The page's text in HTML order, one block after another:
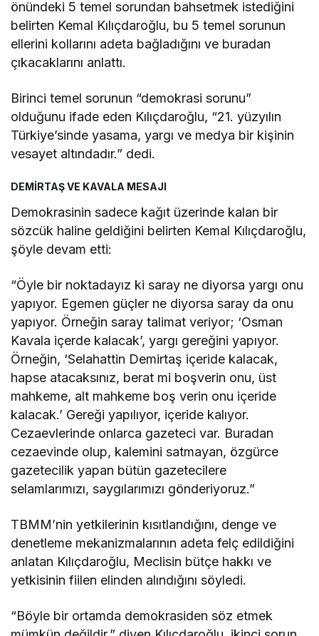
önündeki 5 temel sorundan bahsetmek istediğini
belirten Kemal Kılıçdaroğlu, bu 5 temel sorunun
ellerini kollarını adeta bağladığını ve buradan
çıkacaklarını anlattı.
Birinci temel sorunun “demokrasi sorunu”
olduğunu ifade eden Kılıçdaroğlu, “21. yüzyılın
Türkiye’sinde yasama, yargı ve medya bir kişinin
vesayet altındadır.” dedi.
DEMİRTAŞ VE KAVALA MESAJI
Demokrasinin sadece kağıt üzerinde kalan bir
sözcük haline geldiğini belirten Kemal Kılıçdaroğlu,
şöyle devam etti:
“Öyle bir noktadayız ki saray ne diyorsa yargı onu
yapıyor. Egemen güçler ne diyorsa saray da onu
yapıyor. Örneğin saray talimat veriyor; ‘Osman
Kavala içerde kalacak’, yargı gereğini yapıyor.
Örneğin, ‘Selahattin Demirtaş içeride kalacak,
hapse atacaksınız, berat mi boşverin onu, üst
mahkeme, alt mahkeme boş verin onu içeride
kalacak.’ Gereği yapılıyor, içeride kalıyor.
Cezaevlerinde onlarca gazeteci var. Buradan
cezaevinde olup, kalemini satmayan, özgürce
gazetecilik yapan bütün gazetecilere
selamlarımızı, saygılarımızı gönderiyoruz.”
TBMM’nin yetkilerinin kısıtlandığını, denge ve
denetleme mekanizmalarının adeta felç edildiğini
anlatan Kılıçdaroğlu, Meclisin bütçe hakkı ve
yetkisinin fiilen elinden alındığını söyledi.
“Böyle bir ortamda demokrasiden söz etmek